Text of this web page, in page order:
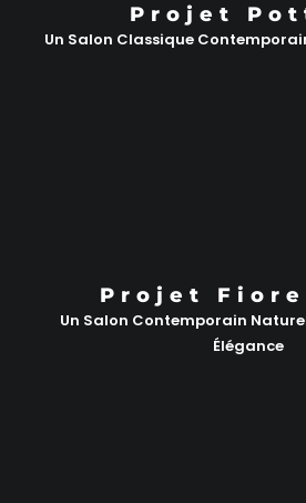
Projet
Un Salon Classique
Projet
Un Salon Contemporain
Élégance